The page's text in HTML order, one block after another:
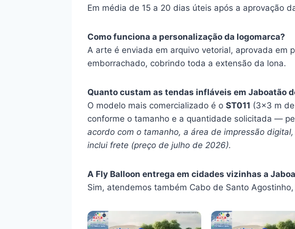
Em média de 15 a 20 dias úteis após a aprovação
Como funciona a personalização da logomarca?
A arte é enviada em arquivo vetorial, aprovada em
emborrachado, cobrindo toda a extensão da lona.
Quanto custam as tendas infláveis em Jaboatão
O modelo mais comercializado é o ST011 (3×3 m
conforme o tamanho e a quantidade solicitada —
acordo com o tamanho, a área de impressão
inclui frete (preço de julho de 2026).
A Fly Balloon entrega em cidades vizinhas a
Sim, atendemos também Cabo de Santo